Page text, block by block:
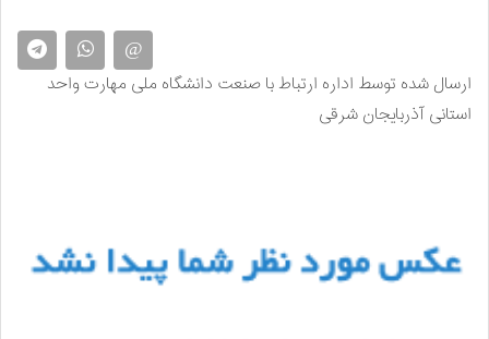
@
ارسال شده توسط اداره ارتباط با صنعت دانشگاه ملی مهارت واحد
استانی آذربایجان شرقی